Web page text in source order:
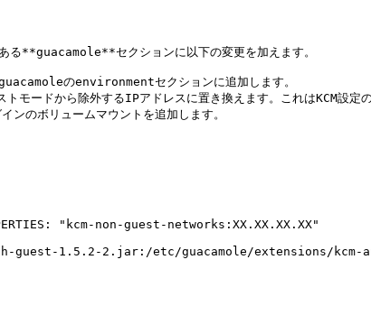
セクションに以下の変更を加えます。
のenvironmentセクションに追加します。
ードから除外するIPアドレスに置き換えます。これはKCM設定の
のボリュームマウントを追加します。